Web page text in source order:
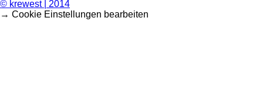
© krewest | 2014
→ Cookie Einstellungen bearbeiten